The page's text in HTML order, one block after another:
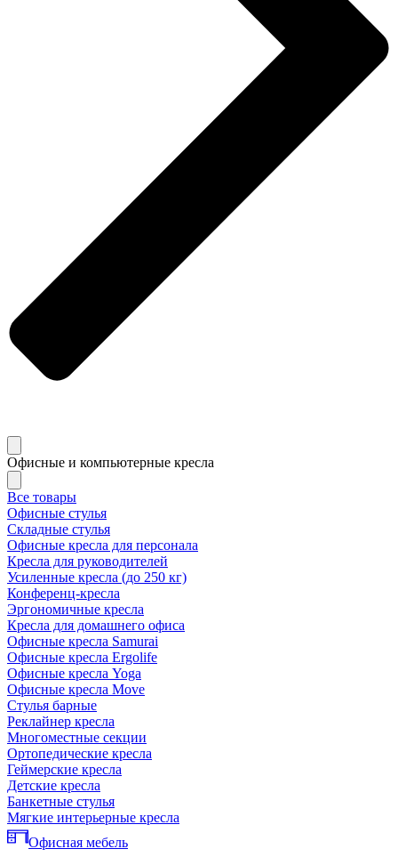
Офисные и компьютерные кресла
Все товары
Офисные стулья
Складные стулья
Офисные кресла для персонала
Кресла для руководителей
Усиленные кресла (до 250 кг)
Конференц-кресла
Эргономичные кресла
Кресла для домашнего офиса
Офисные кресла Samurai
Офисные кресла Ergolife
Офисные кресла Yoga
Офисные кресла Move
Стулья барные
Реклайнер кресла
Многоместные секции
Ортопедические кресла
Геймерские кресла
Детские кресла
Банкетные стулья
Мягкие интерьерные кресла
Офисная мебель